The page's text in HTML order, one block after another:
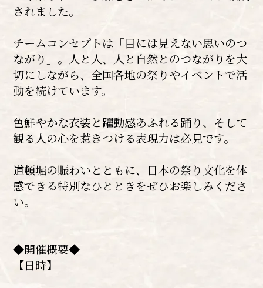
されました。
チームコンセプトは「目には見えない思いのつ
ながり」。人と人、人と自然とのつながりを大
切にしながら、全国各地の祭りやイベントで活
動を続けています。
色鮮やかな衣装と躍動感あふれる踊り、そして
観る人の心を惹きつける表現力は必見です。
道頓堀の賑わいとともに、日本の祭り文化を体
感できる特別なひとときをぜひお楽しみくださ
い。
◆開催概要◆
【日時】